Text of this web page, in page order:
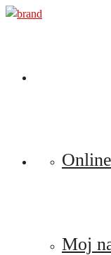
Preskoči
Moj